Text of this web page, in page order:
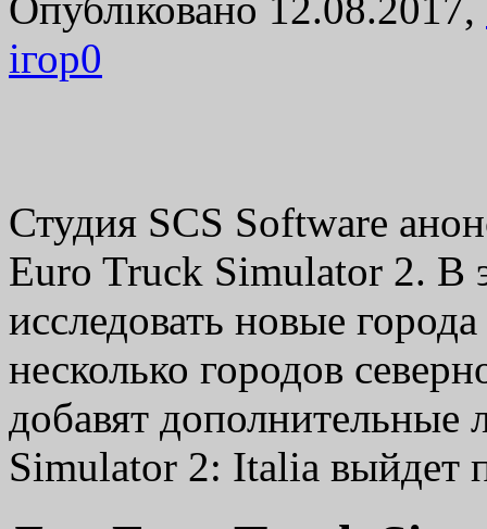
ігор0
Студия SCS Software
Euro Truck Simulator 2. В
исследовать новые
несколько городов
добавят
Simulator 2: Italia